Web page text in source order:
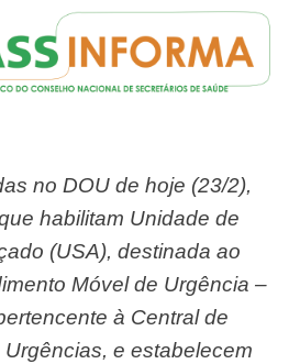
habilitam Unidade de
(USA), destinada ao
Móvel de Urgência –
à Central de
e estabelecem